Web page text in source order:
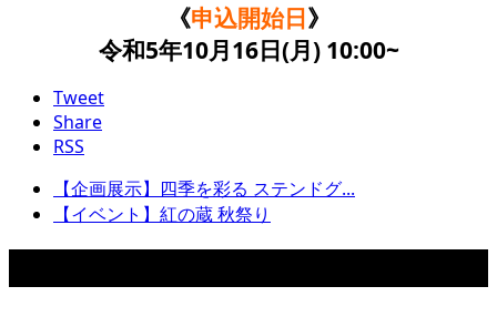
《申込開始日》
令和5年10月16日(月) 10:00~
Tweet
Share
RSS
【企画展示】四季を彩る ステンドグ...
【イベント】紅の蔵 秋祭り